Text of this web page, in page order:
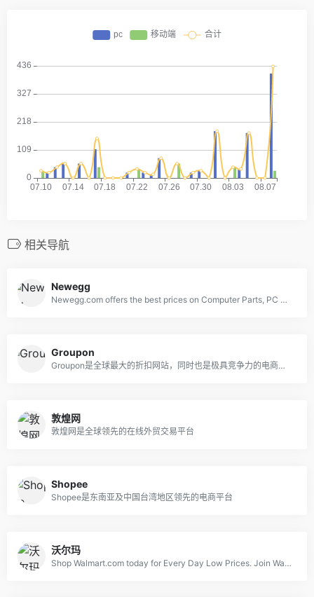
相关导航
Newegg
Newegg.com offers the best prices on Computer Parts, PC Components, Laptops, Gaming Systems, Automotive Parts, Office Supplies, and more with fast shipping and top-rated customer service. Newegg shopping upgraded™
Groupon
Groupon是全球最大的折扣网站，同时也是极具竞争力的电商平台
敦煌网
敦煌网是全球领先的在线外贸交易平台
Shopee
Shopee是东南亚及中国台湾地区领先的电商平台
沃尔玛
Shop Walmart.com today for Every Day Low Prices. Join Walmart+ for unlimited free delivery from your store &amp; free shipping with no order minimum. Start your free 30-day trial now!